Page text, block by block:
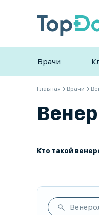
Врачи
Главная Врачи
Кто такой